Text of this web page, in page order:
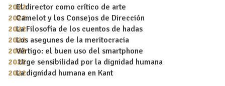
El director como crítico de arte
Camelot y los Consejos de Dirección
La Filosofía de los cuentos de hadas
Los asegunes de la meritocracia
Vértigo: el buen uso del smartphone
Urge sensibilidad por la dignidad humana
La dignidad humana en Kant